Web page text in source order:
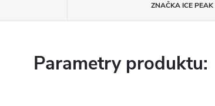
ZNAČKA ICE PEAK
Parametry produktu: